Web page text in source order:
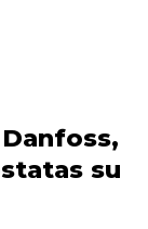
su